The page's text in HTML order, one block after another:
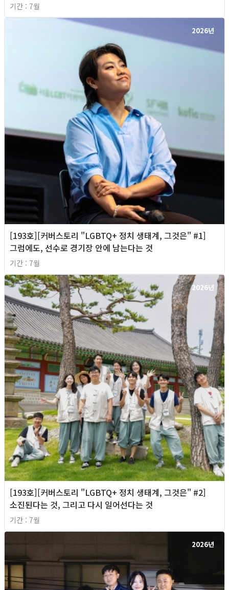
기간 : 7월
2026년
[193호][커버스토리 "LGBTQ+ 정치 생태계, 그것은" #1]
그럼에도, 선수로 경기장 안에 남는다는 것
기간 : 7월
2026년
[193호][커버스토리 "LGBTQ+ 정치 생태계, 그것은" #2]
소진된다는 것, 그리고 다시 일어선다는 것
기간 : 7월
2026년